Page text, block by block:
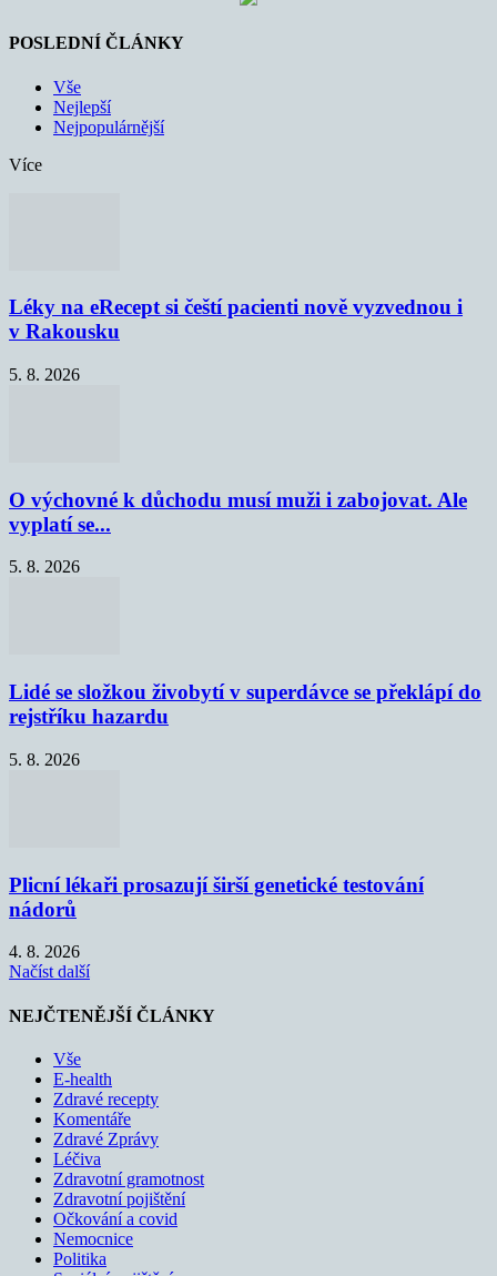
POSLEDNÍ ČLÁNKY
Vše
Nejlepší
Nejpopulárnější
Více
Léky na eRecept si čeští pacienti nově vyzvednou i
v Rakousku
5. 8. 2026
O výchovné k důchodu musí muži i zabojovat. Ale
vyplatí se...
5. 8. 2026
Lidé se složkou živobytí v superdávce se překlápí do
rejstříku hazardu
5. 8. 2026
Plicní lékaři prosazují širší genetické testování
nádorů
4. 8. 2026
Načíst další
NEJČTENĚJŠÍ ČLÁNKY
Vše
E-health
Zdravé recepty
Komentáře
Zdravé Zprávy
Léčiva
Zdravotní gramotnost
Zdravotní pojištění
Očkování a covid
Nemocnice
Politika